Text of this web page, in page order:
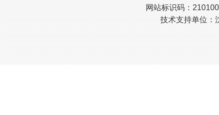
网站标识码：
技术支持单位：